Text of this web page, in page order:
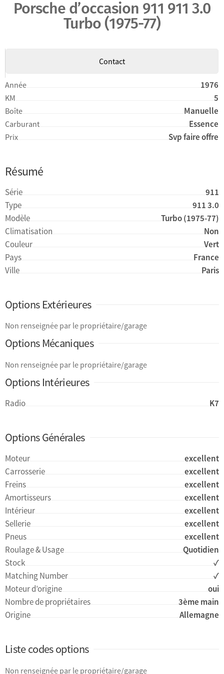
Porsche d’occasion 911 911 3.0
Turbo (1975-77)
Contact
Année 1976
KM 5
Boîte Manuelle
Carburant Essence
Prix Svp faire offre
Résumé
Série
911
Type
911 3.0
Modèle
Turbo (1975-77)
Climatisation
Non
Couleur
Vert
Pays
France
Ville
Paris
Options Extérieures
Non renseignée par le propriétaire/garage
Options Mécaniques
Non renseignée par le propriétaire/garage
Options Intérieures
Radio K7
Options Générales
Moteur
excellent
Carrosserie
excellent
Freins
excellent
Amortisseurs
excellent
Intérieur
excellent
Sellerie
excellent
Pneus
excellent
Roulage & Usage
Quotidien
Stock
✓
Matching Number
✓
Moteur d’origine
oui
Nombre de propriétaires
3ème main
Origine
Allemagne
Liste codes options
Non renseignée par le propriétaire/garage